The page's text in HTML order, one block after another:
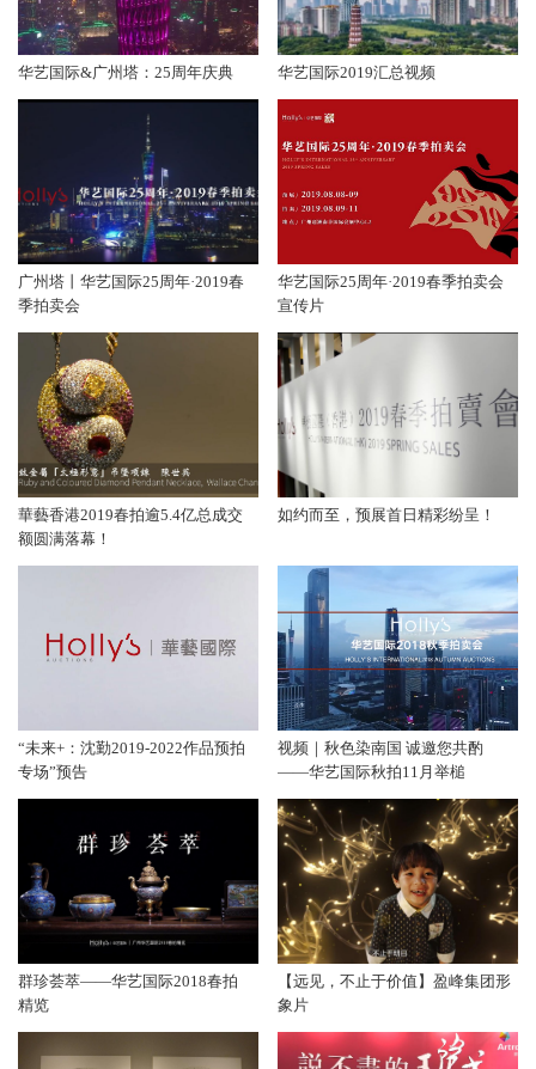
华艺国际&广州塔：25周年庆典 华艺国际2019汇总视频
广州塔丨华艺国际25周年·2019春
季拍卖会
华艺国际25周年·2019春季拍卖会
宣传片
華藝香港2019春拍逾5.4亿总成交
额圆满落幕！
如约而至，预展首日精彩纷呈！
“未来+：沈勤2019-2022作品预拍
专场”预告
视频｜秋色染南国 诚邀您共酌
——华艺国际秋拍11月举槌
群珍荟萃——华艺国际2018春拍
精览
【远见，不止于价值】盈峰集团形
象片